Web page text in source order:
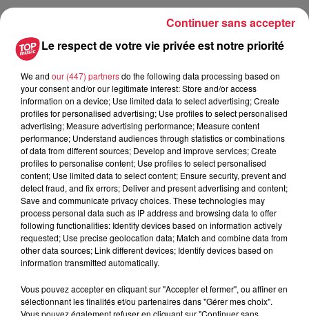
Publié : 4 mai 2023 à 9h31 - Modifié : 30 octobre 2025 à
16h48 Léo Vallori
A lire aussi
6 août 2026
À Hoerdt, de l’eau brune sort des
robinets
6 août 2026
Tags antisémites à Strasbourg :
Le respect de votre vie privée est notre priorité
We and our (447) partnersdo the following data processing based on
your consent and/or our legitimate interest: Store and/or access
information on a device; Use limited data to select advertising; Create
profiles for personalised advertising; Use profiles to select personalised
advertising; Measure advertising performance; Measure content
performance; Understand audiences through statistics or combinations
of data from different sources; Develop and improve services; Create
profiles to personalise content; Use profiles to select personalised
content; Use limited data to select content; Ensure security, prevent and
detect fraud, and fix errors; Deliver and present advertising and content;
Save and communicate privacy choices. These technologies may
process personal data such as IP address and browsing data to offer
following functionalities: Identify devices based on information actively
requested; Use precise geolocation data; Match and combine data from
other data sources; Link different devices; Identify devices based on
information transmitted automatically.
Vous pouvez accepter en cliquant sur "Accepter et fermer", ou affiner en
sélectionnant les finalités et/ou partenaires dans "Gérer mes choix".
Vous pouvez également refuser en cliquant sur "Continuer sans
Continuer sans accepter